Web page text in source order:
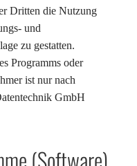
Dritten die Nutzung
und
zu gestatten.
Programms oder
ist nur nach
GmbH